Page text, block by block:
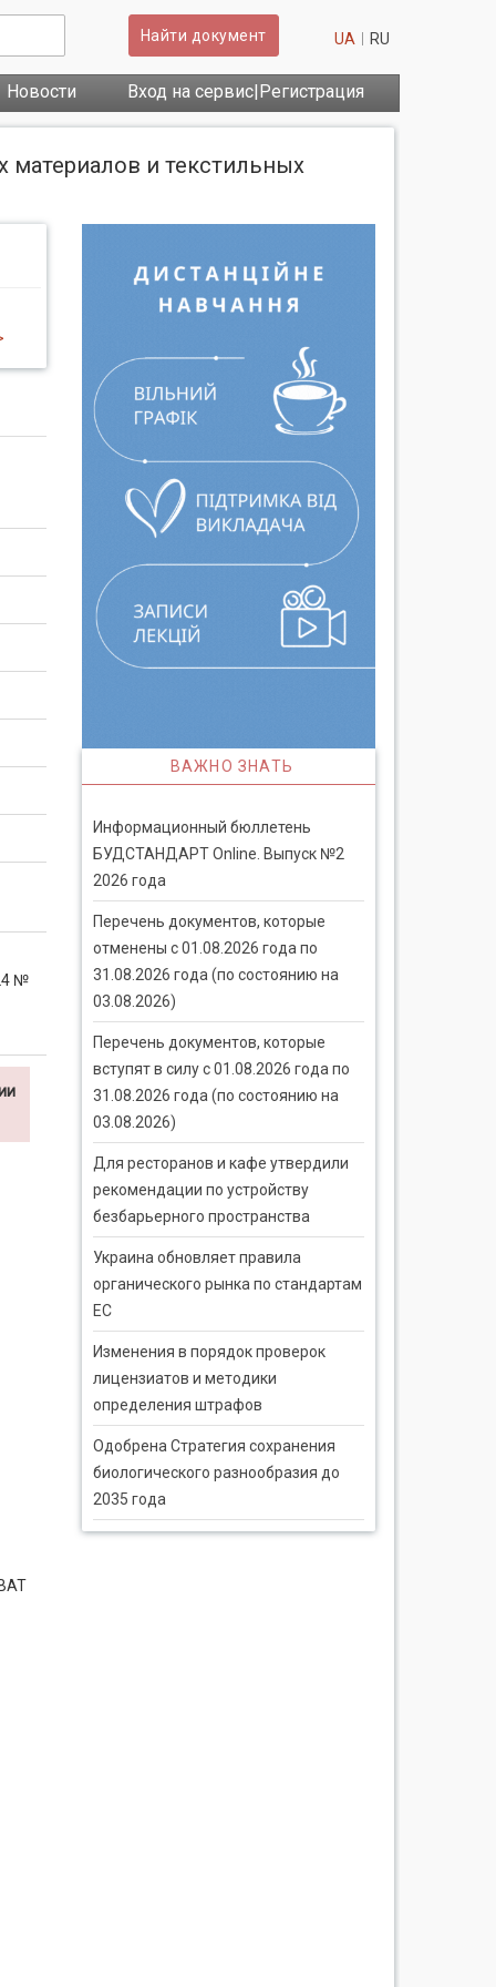
Найти документ UA RU
Новости Вход на сервис|Регистрация
и текстильных
№
ВАЖНО ЗНАТЬ
Информационный бюллетень
БУДСТАНДАРТ Online. Выпуск №2
2026 года
Перечень документов, которые
отменены с 01.08.2026 года по
31.08.2026 года (по состоянию на
03.08.2026)
Перечень документов, которые
вступят в силу с 01.08.2026 года по
31.08.2026 года (по состоянию на
03.08.2026)
Для ресторанов и кафе утвердили
рекомендации по устройству
безбарьерного пространства
Украина обновляет правила
органического рынка по стандартам
ЕС
Изменения в порядок проверок
лицензиатов и методики
определения штрафов
Одобрена Стратегия сохранения
биологического разнообразия до
2035 года